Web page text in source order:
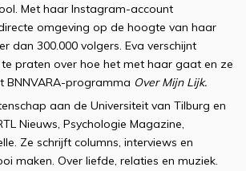
Met haar Instagram-account
omgeving op de hoogte van haar
dan 300.000 volgers. Eva verschijnt
praten over hoe het met haar gaat en ze
BNNVARA-programma Over Mijn Lijk.
aan de Universiteit van Tilburg en
Nieuws, Psychologie Magazine,
Ze schrijft columns, interviews en
maken. Over liefde, relaties en muziek.